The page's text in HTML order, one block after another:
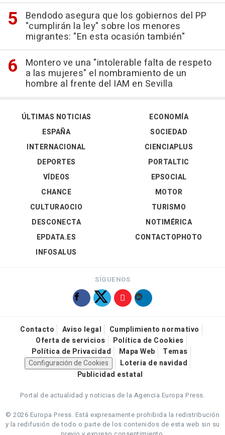
Bendodo asegura que los gobiernos del PP
"cumplirán la ley" sobre los menores
migrantes: "En esta ocasión también"
Montero ve una "intolerable falta de respeto
a las mujeres" el nombramiento de un
hombre al frente del IAM en Sevilla
ÚLTIMAS NOTICIAS
ESPAÑA
INTERNACIONAL
DEPORTES
VÍDEOS
ECONOMÍA
SOCIEDAD
CIENCIAPLUS
PORTALTIC
EPSOCIAL
CHANCE
CULTURAOCIO
DESCONECTA
EPDATA.ES
INFOSALUS
MOTOR
TURISMO
NOTIMÉRICA
CONTACTOPHOTO
SÍGUENOS
Contacto Aviso legal
Cumplimiento normativo
Oferta de servicios
Política de Cookies
Política de Privacidad
Mapa Web
Temas
Configuración de Cookies
Loteria de navidad
Publicidad estatal
Portal de actualidad y noticias de la Agencia Europa Press.
© 2026 Europa Press. Está expresamente prohibida la redistribución
y la redifusión de todo o parte de los contenidos de esta web sin su